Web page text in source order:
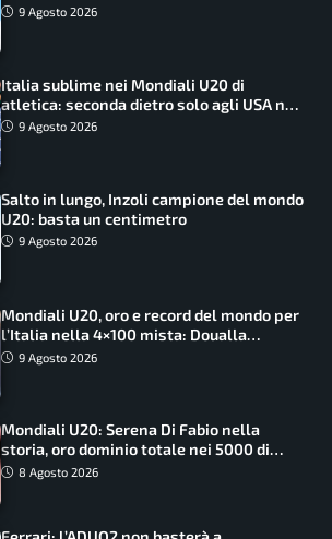
9 Agosto 2026
Italia sublime nei Mondiali U20 di
atletica: seconda dietro solo agli USA nel
medagliere
9 Agosto 2026
Salto in lungo, Inzoli campione del mondo
U20: basta un centimetro
9 Agosto 2026
Mondiali U20, oro e record del mondo per
l’Italia nella 4×100 mista: Doualla
straordinaria
9 Agosto 2026
Mondiali U20: Serena Di Fabio nella
storia, oro dominio totale nei 5000 di
marcia
8 Agosto 2026